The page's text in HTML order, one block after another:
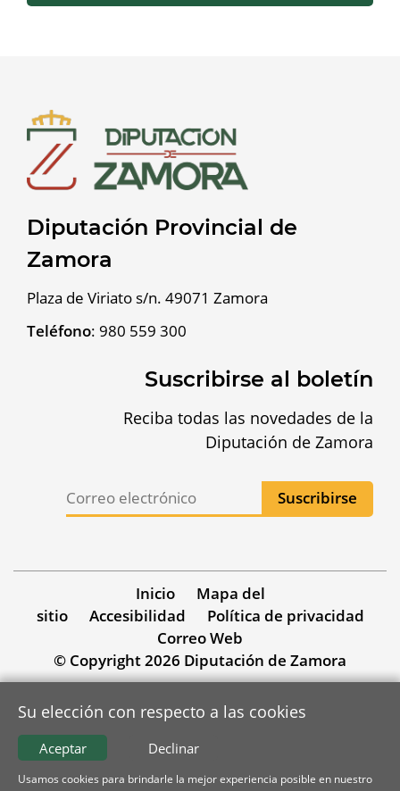
Diputación Provincial de
Zamora
Plaza de Viriato s/n. 49071 Zamora
Teléfono: 980 559 300
Suscribirse al boletín
Reciba todas las novedades de la
Diputación de Zamora
Inicio
Mapa del
sitio
Accesibilidad
Política de privacidad
Correo Web
© Copyright 2026 Diputación de Zamora
Su elección con respecto a las cookies
Declinar
Aceptar
Usamos cookies para brindarle la mejor experiencia posible en nuestro